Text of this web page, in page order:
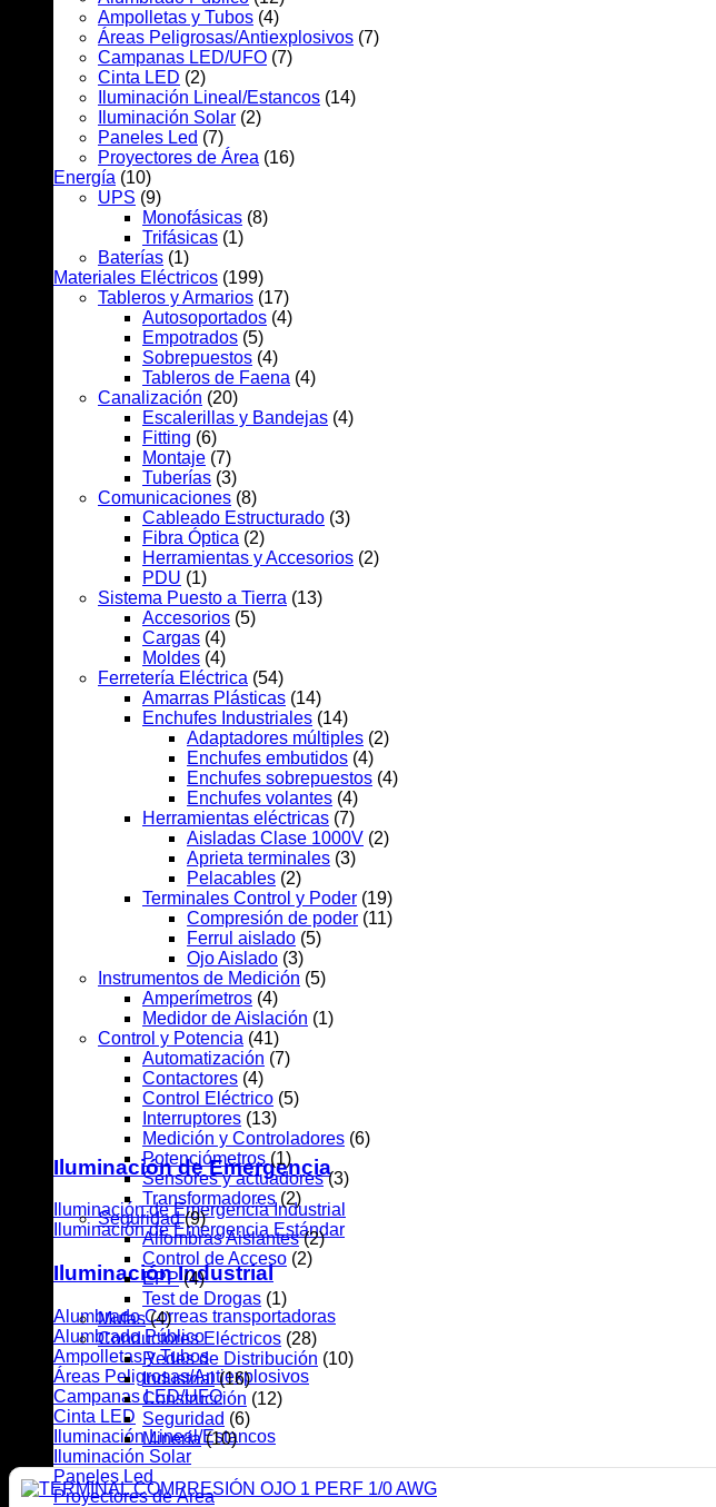
Iluminación de Emergencia
Iluminación de Emergencia Industrial
Iluminación de Emergencia Estándar
Iluminación Industrial
Alumbrado Correas transportadoras
Alumbrado Público
Ampolletas y Tubos
Áreas Peligrosas/Antiexplosivos
Campanas LED/UFO
Cinta LED
Iluminación Lineal/Estancos
Iluminación Solar
Paneles Led
Proyectores de Área
Ampolletas y Tubos (4)
Áreas Peligrosas/Antiexplosivos (7)
Campanas LED/UFO (7)
Cinta LED (2)
Iluminación Lineal/Estancos (14)
Iluminación Solar (2)
Paneles Led (7)
Proyectores de Área (16)
Energía (10)
UPS (9)
Monofásicas (8)
Trifásicas (1)
Baterías (1)
Materiales Eléctricos (199)
Tableros y Armarios (17)
Autosoportados (4)
Empotrados (5)
Sobrepuestos (4)
Tableros de Faena (4)
Canalización (20)
Escalerillas y Bandejas (4)
Fitting (6)
Montaje (7)
Tuberías (3)
Comunicaciones (8)
Cableado Estructurado (3)
Fibra Óptica (2)
Herramientas y Accesorios (2)
PDU (1)
Sistema Puesto a Tierra (13)
Accesorios (5)
Cargas (4)
Moldes (4)
Ferretería Eléctrica (54)
Amarras Plásticas (14)
Enchufes Industriales (14)
Adaptadores múltiples (2)
Enchufes embutidos (4)
Enchufes sobrepuestos (4)
Enchufes volantes (4)
Herramientas eléctricas (7)
Aisladas Clase 1000V (2)
Aprieta terminales (3)
Pelacables (2)
Terminales Control y Poder (19)
Compresión de poder (11)
Ferrul aislado (5)
Ojo Aislado (3)
Instrumentos de Medición (5)
Amperímetros (4)
Medidor de Aislación (1)
Control y Potencia (41)
Automatización (7)
Contactores (4)
Control Eléctrico (5)
Interruptores (13)
Medición y Controladores (6)
Potenciómetros (1)
Sensores y actuadores (3)
Transformadores (2)
Seguridad (9)
Alfombras Aislantes (2)
Control de Acceso (2)
EPP (4)
Test de Drogas (1)
Mufas (4)
Conductores Eléctricos (28)
Redes de Distribución (10)
Industrial (16)
Construcción (12)
Seguridad (6)
Minería (10)